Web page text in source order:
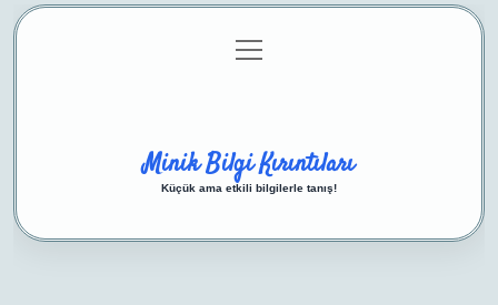
Gizlilik Politikası
menüyü
aç
Minik Bilgi Kırıntıları
Küçük ama etkili bilgilerle tanış!